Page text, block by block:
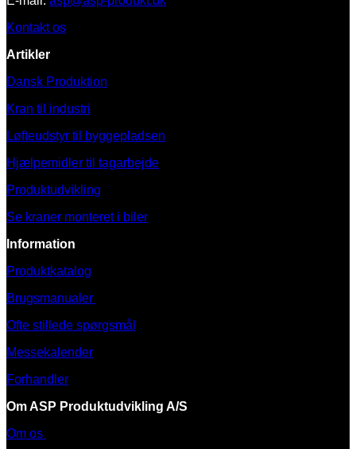
Kontakt os
Artikler
Dansk Produktion
Kran til industri
Løfteudstyr til byggepladsen
Hjælpemidler til tagarbejde
Produktudvikling
Se kraner monteret i biler
Information
Produktkatalog
Brugsmanualer
Ofte stillede spørgsmål
Messekalender
Forhandler
Om ASP Produktudvikling A/S
Om os